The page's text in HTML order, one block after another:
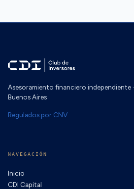
Asesoramiento financiero independiente ·
Buenos Aires
Regulados por CNV
NAVEGACIÓN
Inicio
CDI Capital